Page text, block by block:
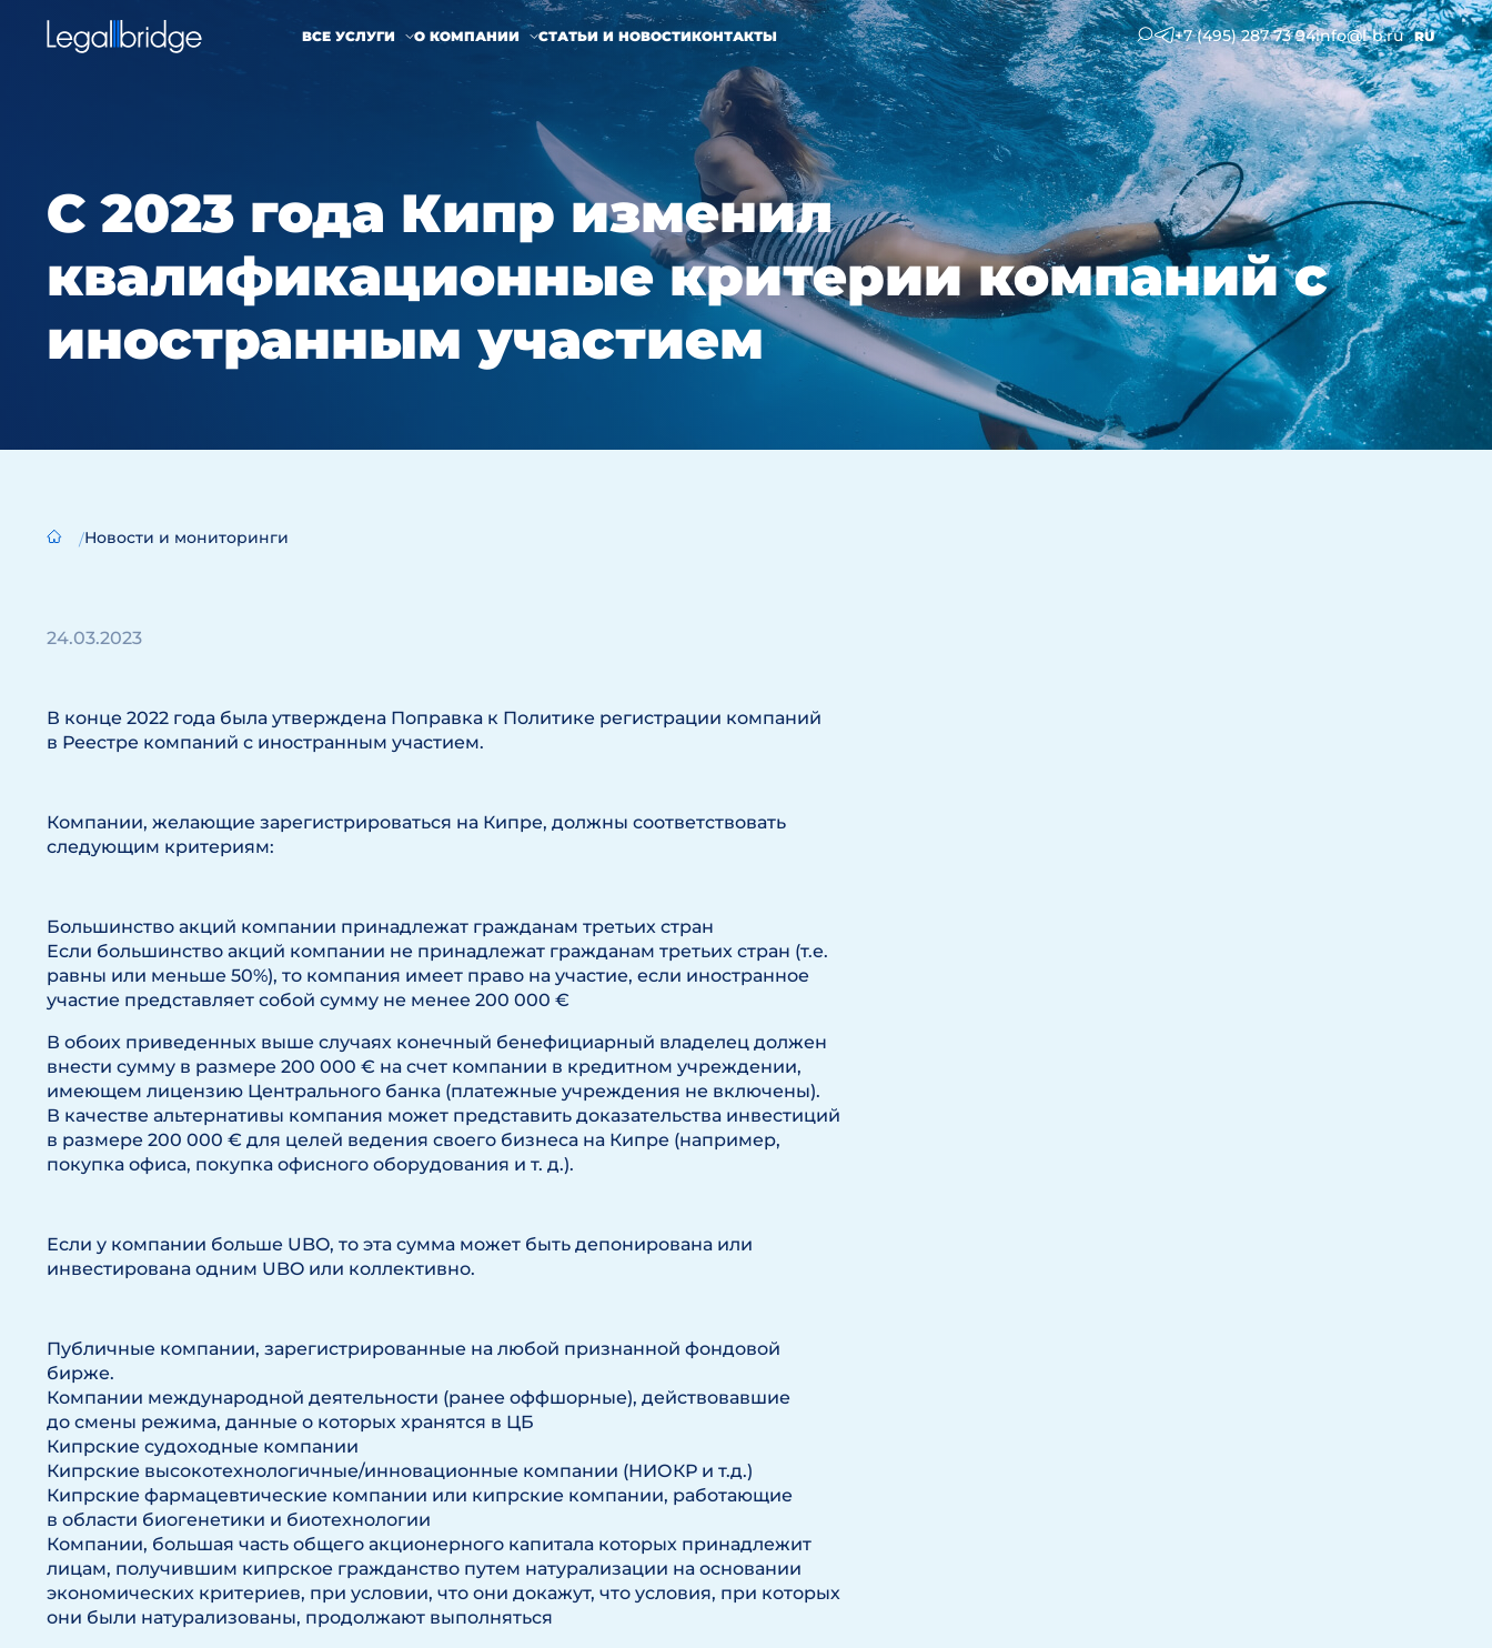
ВСЕ УСЛУГИ О КОМПАНИИ СТАТЬИ И НОВОСТИКОНТАКТЫ +7 (495) 287 73 94info@l-b.ru RU
С 2023 года Кипр изменил
квалификационные критерии компаний с
иностранным участием
Новости и мониторинги
24.03.2023
В конце 2022 года была утверждена Поправка к Политике регистрации компаний
в Реестре компаний с иностранным участием.
Компании, желающие зарегистрироваться на Кипре, должны соответствовать
следующим критериям:
Большинство акций компании принадлежат гражданам третьих стран
Если большинство акций компании не принадлежат гражданам третьих стран (т.е.
равны или меньше 50%), то компания имеет право на участие, если иностранное
участие представляет собой сумму не менее 200 000 €
В обоих приведенных выше случаях конечный бенефициарный владелец должен
внести сумму в размере 200 000 € на счет компании в кредитном учреждении,
имеющем лицензию Центрального банка (платежные учреждения не включены).
В качестве альтернативы компания может представить доказательства инвестиций
в размере 200 000 € для целей ведения своего бизнеса на Кипре (например,
покупка офиса, покупка офисного оборудования и т. д.).
Если у компании больше UBO, то эта сумма может быть депонирована или
инвестирована одним UBO или коллективно.
Публичные компании, зарегистрированные на любой признанной фондовой
бирже.
Компании международной деятельности (ранее оффшорные), действовавшие
до смены режима, данные о которых хранятся в ЦБ
Кипрские судоходные компании
Кипрские высокотехнологичные/инновационные компании (НИОКР и т.д.)
Кипрские фармацевтические компании или кипрские компании, работающие
в области биогенетики и биотехнологии
Компании, большая часть общего акционерного капитала которых принадлежит
лицам, получившим кипрское гражданство путем натурализации на основании
экономических критериев, при условии, что они докажут, что условия, при которых
они были натурализованы, продолжают выполняться